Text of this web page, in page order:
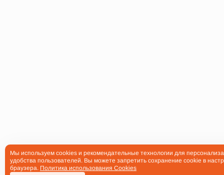
Мы используем cookies и рекомендательные технологии для
удобства пользователей. Вы можете запретить сохранение cookie в
браузера. Политика использования Cookies